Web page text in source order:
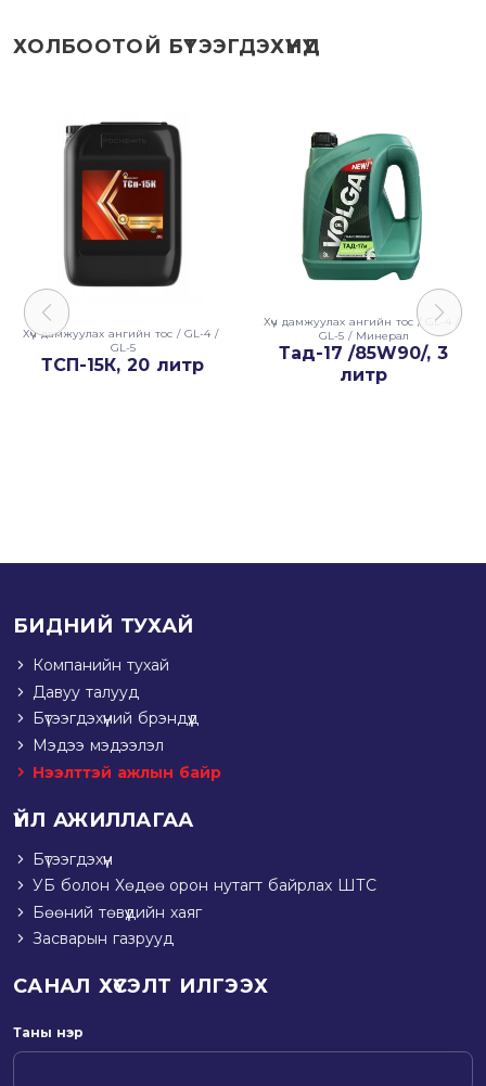
ХОЛБООТОЙ БҮТЭЭГДЭХҮҮНҮҮД
Хүч дамжуулах ангийн тос / GL-4 /
GL-5
ТСП-15К, 20 литр
Хүч дамжуулах ангийн тос / GL-4 /
GL-5 / Минерал
Тад-17 /85W90/, 3
литр
БИДНИЙ ТУХАЙ
Компанийн тухай
Давуу талууд
Бүтээгдэхүүний брэндүүд
Мэдээ мэдээлэл
Нээлттэй ажлын байр
ҮЙЛ АЖИЛЛАГАА
Бүтээгдэхүүн
УБ болон Хөдөө орон нутагт байрлах ШТС
Бөөний төвүүдийн хаяг
Засварын газрууд
САНАЛ ХҮСЭЛТ ИЛГЭЭХ
Таны нэр